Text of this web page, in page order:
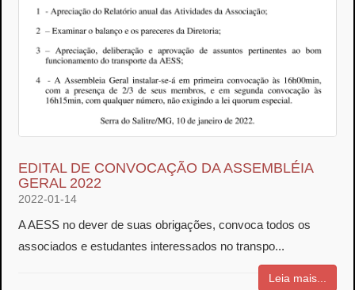
EDITAL DE CONVOCAÇÃO DA ASSEMBLÉIA
GERAL 2022
2022-01-14
A AESS no dever de suas obrigações, convoca todos os
associados e estudantes interessados no transpo...
Leia mais...